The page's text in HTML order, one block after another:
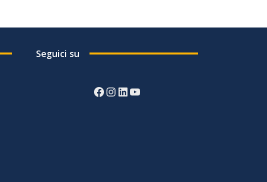
Seguici su
Facebook
Instagram
LinkedIn
YouTube